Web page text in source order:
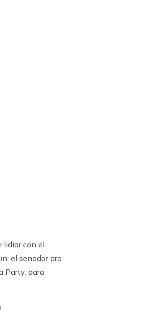
lidiar con el
el senador pro
Party, para